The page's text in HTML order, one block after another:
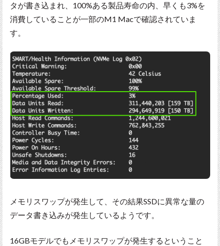
タが書き込まれ、100%ある製品寿命の内、早くも3%を
消費していることが一部のM1 Macで確認されていま
す。
メモリスワップが発生して、その結果SSDに異常な量の
データ書き込みが発生しているようです。
16GBモデルでもメモリスワップが発生するということ